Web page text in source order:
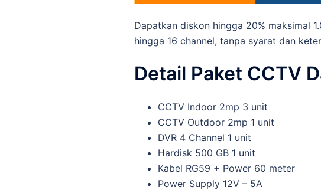
Dapatkan diskon hingga 20% maksimal
hingga 16 channel, tanpa syarat dan
Detail Paket CCTV
CCTV Indoor 2mp 3 unit
CCTV Outdoor 2mp 1 unit
DVR 4 Channel 1 unit
Hardisk 500 GB 1 unit
Kabel RG59 + Power 60 meter
Power Supply 12V – 5A